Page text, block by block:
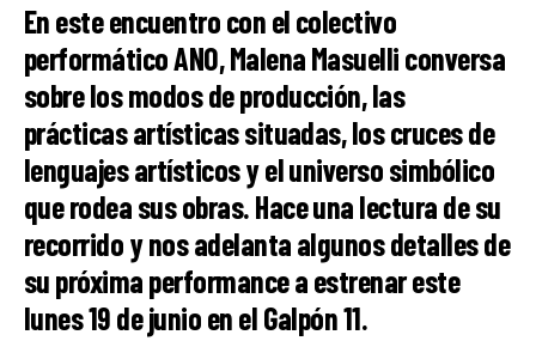
En este encuentro con el colectivo
performático ANO, Malena Masuelli conversa
sobre los modos de producción, las
prácticas artísticas situadas, los cruces de
lenguajes artísticos y el universo simbólico
que rodea sus obras. Hace una lectura de su
recorrido y nos adelanta algunos detalles de
su próxima performance a estrenar este
lunes 19 de junio en el Galpón 11.